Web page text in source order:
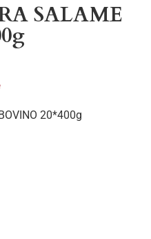
SALAME
20*400g